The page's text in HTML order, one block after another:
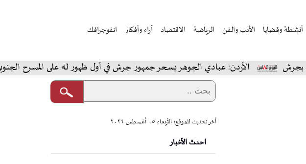
أنشطة وقضايا الأدب والفن الرياضة الاقتصاد آراء وأفكار انفوجرافك
الأردن: عبادي الجوهر يسحر جمهور جرش في أول ظهور له على المسرح الجنوبي
آخر تحديث للموقع: الأربعاء ٠٥ أغسطس ٢٠٢٦
احدث الأخبار